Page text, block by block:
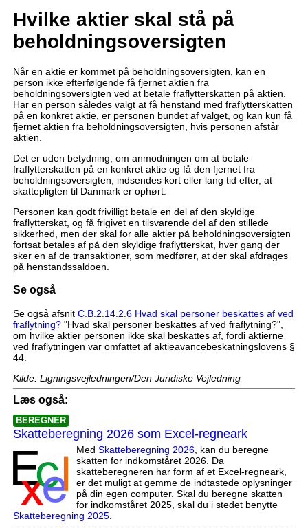
Hvilke aktier skal stå på
beholdningsoversigten
Når en aktie er kommet på beholdningsoversigten, kan en
person ikke efterfølgende få fjernet aktien fra
beholdningsoversigten ved at betale fraflytterskatten på aktien.
Har en person således valgt at få henstand med fraflytterskatten
på en konkret aktie, er personen bundet af valget, og kan kun få
fjernet aktien fra beholdningsoversigten, hvis personen afstår
aktien.
Det er uden betydning, om anmodningen om at betale
fraflytterskatten på en konkret aktie og få den fjernet fra
beholdningsoversigten, indsendes kort eller lang tid efter, at
skattepligten til Danmark er ophørt.
Personen kan godt frivilligt betale en del af den skyldige
fraflytterskat, og få frigivet en tilsvarende del af den stillede
sikkerhed, men der skal for alle aktier på beholdningsoversigten
fortsat betales af på den skyldige fraflytterskat, hver gang der
sker en af de transaktioner, som medfører, at der skal afdrages
på henstandssaldoen.
Se også
Se også afsnit C.B.2.14.2.6 Hvad skal personer beskattes af ved
fraflytning?"Hvad skal personer beskattes af ved fraflytning?",
om hvilke aktier personen ikke skal beskattes af, fordi aktierne
ved fraflytningen var omfattet af aktieavancebeskatningslovens §
44.
Kilde: Ligningsvejledningen/Den Juridiske Vejledning
Læs også:
BEREGNER
Skatteberegning 2026 som Excel-regneark
Med Skatteberegning 2026, kan du beregne
skatten for indkomståret 2026. Da
skatteberegneren har form af et Excel-regneark,
er det muligt at gemme de indtastede oplysninger
på din egen computer. Skal du beregne skatten
for indkomståret 2025, skal du i stedet benytte
Skatteberegning 2025.